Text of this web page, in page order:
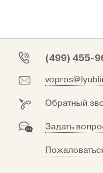
(499) 455-
Обратный
Задать